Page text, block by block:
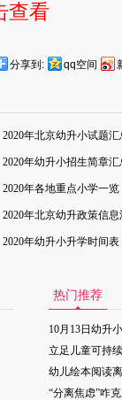
查看
分享到: qq空间
2020年北京幼升小试题汇
2020年幼升小招生简章汇
2020年各地重点小学一览
2020年北京幼升政策信息
2020年幼升小升学时间表
热门推荐
10月13日幼升
立足儿童可持
幼儿绘本阅读
“分离焦虑”咋